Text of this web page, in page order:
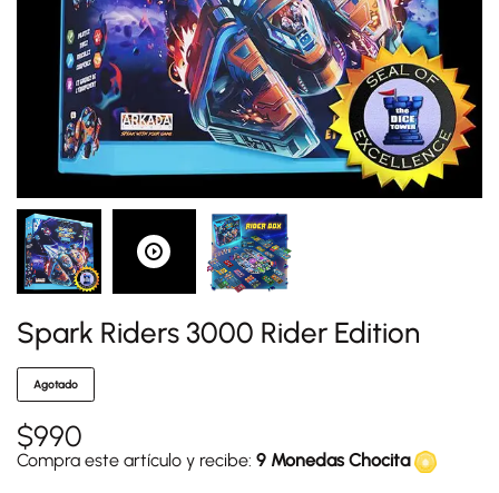
Spark Riders 3000 Rider Edition
Agotado
$990
Compra este artículo y recibe: 9 Monedas Chocita